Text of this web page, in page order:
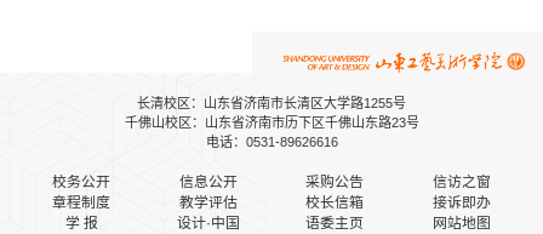
长清校区：山东省济南市长清区大学路1255号
千佛山校区：山东省济南市历下区千佛山东路23号
电话：0531-89626616
校务公开 信息公开 采购公告
信访之窗
章程制度
教学评估 校长信箱
接诉即办
学 报
设计·中国 语委主页 网站地图